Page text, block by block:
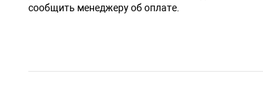
сообщить менеджеру об оплате.